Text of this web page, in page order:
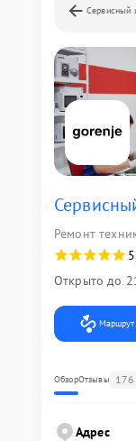
Сервисный
Ремонт
Открыто до
Маршрут
ОбзорОтзывы 176
Адрес